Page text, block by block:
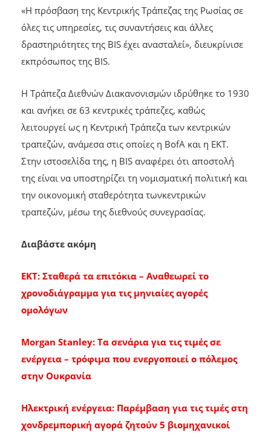
«Η πρόσβαση της Κεντρικής Τράπεζας της Ρωσίας σε
όλες τις υπηρεσίες, τις συναντήσεις και άλλες
δραστηριότητες της BIS έχει ανασταλεί», διευκρίνισε
εκπρόσωπος της BIS.
Η Τράπεζα Διεθνών Διακανονισμών ιδρύθηκε το 1930
και ανήκει σε 63 κεντρικές τράπεζες, καθώς
λειτουργεί ως η Κεντρική Τράπεζα των κεντρικών
τραπεζών, ανάμεσα στις οποίες η BofA και η ΕΚΤ.
Στην ιστοσελίδα της, η BIS αναφέρει ότι αποστολή
της είναι να υποστηρίζει τη νομισματική πολιτική και
την οικονομική σταθερότητα τωνκεντρικών
τραπεζών, μέσω της διεθνούς συνεγρασίας.
Διαβάστε ακόμη
EKT: Σταθερά τα επιτόκια – Αναθεωρεί το
χρονοδιάγραμμα για τις μηνιαίες αγορές
ομολόγων
Morgan Stanley: Τα σενάρια για τις τιμές σε
ενέργεια – τρόφιμα που ενεργοποιεί ο πόλεμος
στην Ουκρανία
Ηλεκτρική ενέργεια: Παρέμβαση για τις τιμές στη
χονδρεμπορική αγορά ζητούν 5 βιομηχανικοί